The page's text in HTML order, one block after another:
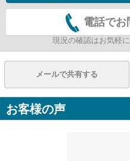
電話でお
現況の確認はお気軽
メールで共有する
お客様の声